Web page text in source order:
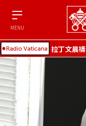
MENU
拉丁文晨禱